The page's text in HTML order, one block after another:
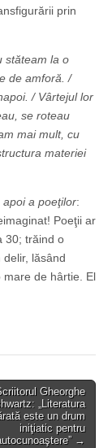
prin
stăteam la o
de amforă. /
/ Vârtejul lor
se roteau
mai mult, cu
materiei
a poeţilor:
Poeţii ar
30; trăind o
lăsând
mare de hârtie. El
Gheorghe
„Literatura
este un drum
iniţiatic pentru
→